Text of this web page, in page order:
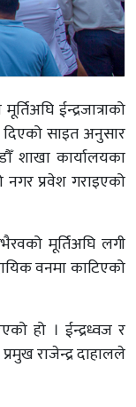
ईन्द्रजात्राको
दिएको साइत अनुसार
शाखा कार्यालयका
नगर प्रवेश गराइएको
मूर्तिअघि लगी
वनमा काटिएको
हो । ईन्द्रध्वज र
राजेन्द्र दाहालले